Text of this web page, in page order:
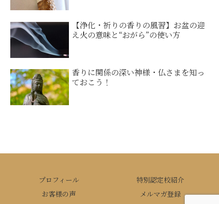
【浄化・祈りの香りの風習】お盆の迎
え火の意味と“おがら”の使い方
香りに関係の深い神様・仏さまを知っ
ておこう！
プロフィール
特別認定校紹介
お客様の声
メルマガ登録